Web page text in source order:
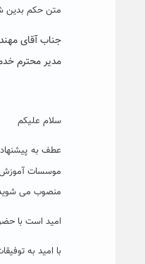
متن حکم بدین
جناب آقای
مدیر محترم
سلام علیکم
موسسات آموزش
منصوب می
امید است با
با امید به